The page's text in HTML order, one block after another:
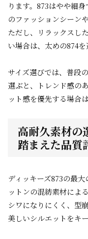
ります。873はやや細
のファッションシーン
ただし、リラックスし
い場合は、太めの874を
サイズ選びでは、普段
選ぶと、トレンド感の
ット感を優先する場合
高耐久素材の
踏まえた品質
ディッキーズ873の最
ットンの混紡素材によ
シワになりにくく、型
美しいシルエットをキー